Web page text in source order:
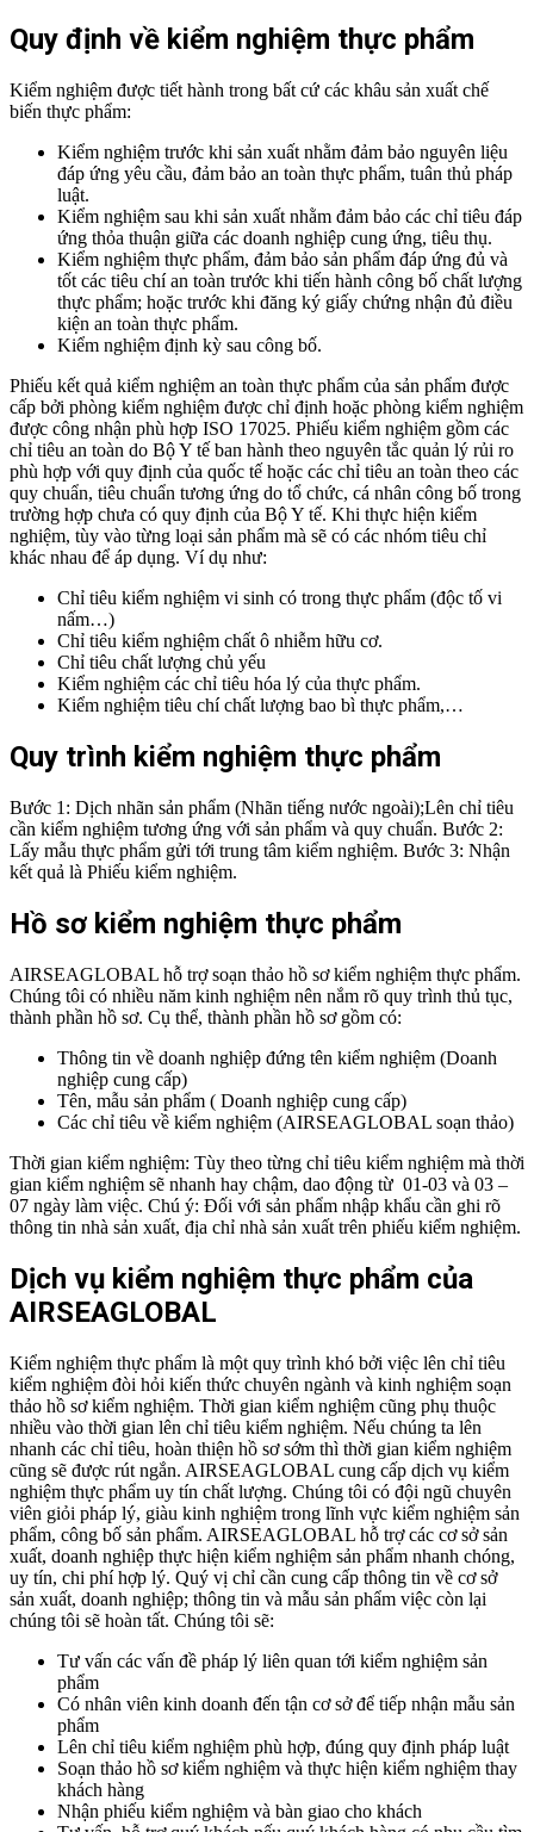
Quy định về kiểm nghiệm thực phẩm
Kiểm nghiệm được tiết hành trong bất cứ các khâu sản xuất chế
biến thực phẩm:
Kiểm nghiệm trước khi sản xuất nhằm đảm bảo nguyên liệu
đáp ứng yêu cầu, đảm bảo an toàn thực phẩm, tuân thủ pháp
luật.
Kiểm nghiệm sau khi sản xuất nhằm đảm bảo các chỉ tiêu đáp
ứng thỏa thuận giữa các doanh nghiệp cung ứng, tiêu thụ.
Kiểm nghiệm thực phẩm, đảm bảo sản phẩm đáp ứng đủ và
tốt các tiêu chí an toàn trước khi tiến hành công bố chất lượng
thực phẩm; hoặc trước khi đăng ký giấy chứng nhận đủ điều
kiện an toàn thực phẩm.
Kiểm nghiệm định kỳ sau công bố.
Phiếu kết quả kiểm nghiệm an toàn thực phẩm của sản phẩm được
cấp bởi phòng kiểm nghiệm được chỉ định hoặc phòng kiểm nghiệm
được công nhận phù hợp ISO 17025. Phiếu kiểm nghiệm gồm các
chỉ tiêu an toàn do Bộ Y tế ban hành theo nguyên tắc quản lý rủi ro
phù hợp với quy định của quốc tế hoặc các chỉ tiêu an toàn theo các
quy chuẩn, tiêu chuẩn tương ứng do tổ chức, cá nhân công bố trong
trường hợp chưa có quy định của Bộ Y tế. Khi thực hiện kiểm
nghiệm, tùy vào từng loại sản phẩm mà sẽ có các nhóm tiêu chỉ
khác nhau để áp dụng. Ví dụ như:
Chỉ tiêu kiểm nghiệm vi sinh có trong thực phẩm (độc tố vi
nấm…)
Chỉ tiêu kiểm nghiệm chất ô nhiễm hữu cơ.
Chỉ tiêu chất lượng chủ yếu
Kiểm nghiệm các chỉ tiêu hóa lý của thực phẩm.
Kiểm nghiệm tiêu chí chất lượng bao bì thực phẩm,…
Quy trình kiểm nghiệm thực phẩm
Bước 1: Dịch nhãn sản phẩm (Nhãn tiếng nước ngoài);Lên chỉ tiêu
cần kiểm nghiệm tương ứng với sản phẩm và quy chuẩn. Bước 2:
Lấy mẫu thực phẩm gửi tới trung tâm kiểm nghiệm. Bước 3: Nhận
kết quả là Phiếu kiểm nghiệm.
Hồ sơ kiểm nghiệm thực phẩm
AIRSEAGLOBAL hỗ trợ soạn thảo hồ sơ kiểm nghiệm thực phẩm.
Chúng tôi có nhiều năm kinh nghiệm nên nắm rõ quy trình thủ tục,
thành phần hồ sơ. Cụ thể, thành phần hồ sơ gồm có:
Thông tin về doanh nghiệp đứng tên kiểm nghiệm (Doanh
nghiệp cung cấp)
Tên, mẫu sản phẩm ( Doanh nghiệp cung cấp)
Các chỉ tiêu về kiểm nghiệm (AIRSEAGLOBAL soạn thảo)
Thời gian kiểm nghiệm: Tùy theo từng chỉ tiêu kiểm nghiệm mà thời
gian kiểm nghiệm sẽ nhanh hay chậm, dao động từ 01-03 và 03 –
07 ngày làm việc. Chú ý: Đối với sản phẩm nhập khẩu cần ghi rõ
thông tin nhà sản xuất, địa chỉ nhà sản xuất trên phiếu kiểm nghiệm.
Dịch vụ kiểm nghiệm thực phẩm của
AIRSEAGLOBAL
Kiểm nghiệm thực phẩm là một quy trình khó bởi việc lên chỉ tiêu
kiểm nghiệm đòi hỏi kiến thức chuyên ngành và kinh nghiệm soạn
thảo hồ sơ kiểm nghiệm. Thời gian kiểm nghiệm cũng phụ thuộc
nhiều vào thời gian lên chỉ tiêu kiểm nghiệm. Nếu chúng ta lên
nhanh các chỉ tiêu, hoàn thiện hồ sơ sớm thì thời gian kiểm nghiệm
cũng sẽ được rút ngắn. AIRSEAGLOBAL cung cấp dịch vụ kiểm
nghiệm thực phẩm uy tín chất lượng. Chúng tôi có đội ngũ chuyên
viên giỏi pháp lý, giàu kinh nghiệm trong lĩnh vực kiểm nghiệm sản
phẩm, công bố sản phẩm. AIRSEAGLOBAL hỗ trợ các cơ sở sản
xuất, doanh nghiệp thực hiện kiểm nghiệm sản phẩm nhanh chóng,
uy tín, chi phí hợp lý. Quý vị chỉ cần cung cấp thông tin về cơ sở
sản xuất, doanh nghiệp; thông tin và mẫu sản phẩm việc còn lại
chúng tôi sẽ hoàn tất. Chúng tôi sẽ:
Tư vấn các vấn đề pháp lý liên quan tới kiểm nghiệm sản
phẩm
Có nhân viên kinh doanh đến tận cơ sở để tiếp nhận mẫu sản
phẩm
Lên chỉ tiêu kiểm nghiệm phù hợp, đúng quy định pháp luật
Soạn thảo hồ sơ kiểm nghiệm và thực hiện kiểm nghiệm thay
khách hàng
Nhận phiếu kiểm nghiệm và bàn giao cho khách